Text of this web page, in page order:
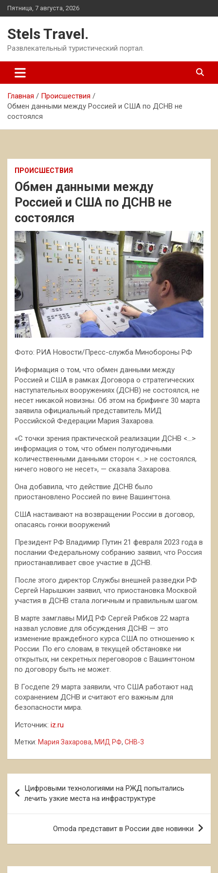
Перейти
к
Пятница, 7 августа, 2026
Stels Travel.
Развлекательный туристический портал.
Главная
Происшествия
Обмен данными между Россией и США по ДСНВ не
состоялся
ПРОИСШЕСТВИЯ
Обмен данными между
Россией и США по ДСНВ не
состоялся
Фото: РИА Новости/Пресс-служба Минобороны РФ
Информация о том, что обмен данными между
Россией и США в рамках Договора о стратегических
наступательных вооружениях (ДСНВ) не состоялся, не
несет никакой новизны. Об этом на брифинге 30 марта
заявила официальный представитель МИД
Российской Федерации Мария Захарова.
«С точки зрения практической реализации ДСНВ <…>
информация о том, что обмен полугодичными
количественными данными сторон <…> не состоялся,
ничего нового не несет», — сказала Захарова.
Она добавила, что действие ДСНВ было
приостановлено Россией по вине Вашингтона.
США настаивают на возвращении России в договор,
опасаясь гонки вооружений
Президент РФ Владимир Путин 21 февраля 2023 года в
послании Федеральному собранию заявил, что Россия
приостанавливает свое участие в ДСНВ.
После этого директор Службы внешней разведки РФ
Сергей Нарышкин заявил, что приостановка Москвой
участия в ДСНВ стала логичным и правильным шагом.
В марте замглавы МИД РФ Сергей Рябков 22 марта
назвал условие для обсуждения ДСНВ — это
изменение враждебного курса США по отношению к
России. По его словам, в текущей обстановке ни
открытых, ни секретных переговоров с Вашингтоном
по договору быть не может.
В Госдепе 29 марта заявили, что США работают над
сохранением ДСНВ и считают его важным для
безопасности мира.
Источник: iz.ru
Метки: Мария Захарова, МИД РФ, СНВ-3
по
записям
Цифровыми технологиями на РЖД попытались
лечить узкие места на инфраструктуре
Omoda представит в России две новинки